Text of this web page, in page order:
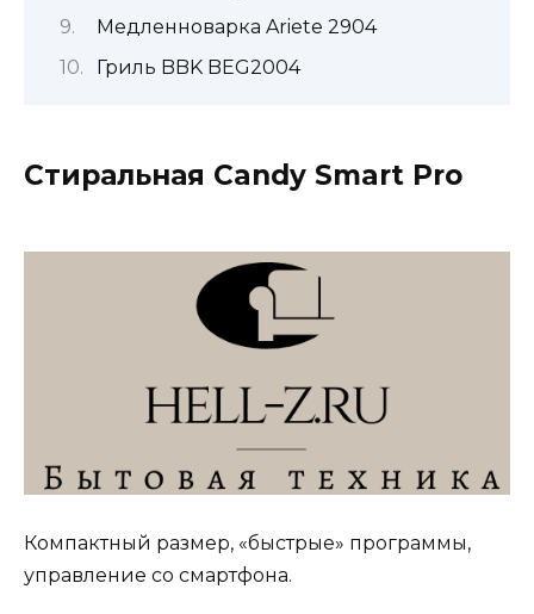
Медленноварка Ariete 2904
Гриль BBK BEG2004
Стиральная Candy Smart Pro
Компактный размер, «быстрые» программы,
управление со смартфона.